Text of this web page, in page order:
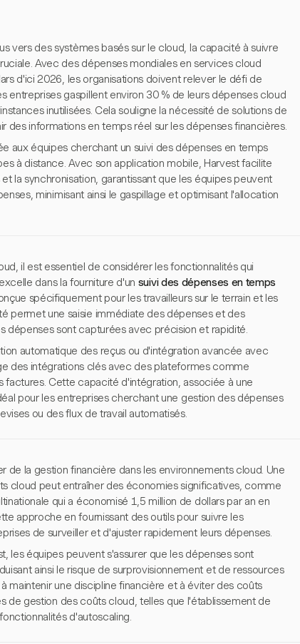
vers des systèmes basés sur le cloud, la capacité à suivre
Avec des dépenses mondiales en services cloud
d'ici 2026, les organisations doivent relever le défi de
entreprises gaspillent environ 30 % de leurs dépenses cloud
inutilisées. Cela souligne la nécessité de solutions de
des informations en temps réel sur les dépenses financières.
aux équipes cherchant un suivi des dépenses en temps
à distance. Avec son application mobile, Harvest facilite
la synchronisation, garantissant que les équipes peuvent
minimisant ainsi le gaspillage et optimisant l'allocation
il est essentiel de considérer les fonctionnalités qui
dans la fourniture d'un suivi des dépenses en temps
spécifiquement pour les travailleurs sur le terrain et les
permet une saisie immédiate des dépenses et des
dépenses sont capturées avec précision et rapidité.
automatique des reçus ou d'intégration avancée avec
des intégrations clés avec des plateformes comme
Cette capacité d'intégration, associée à une
pour les entreprises cherchant une gestion des dépenses
ou des flux de travail automatisés.
de la gestion financière dans les environnements cloud. Une
cloud peut entraîner des économies significatives, comme
qui a économisé 1,5 million de dollars par an en
approche en fournissant des outils pour suivre les
de surveiller et d'ajuster rapidement leurs dépenses.
les équipes peuvent s'assurer que les dépenses sont
ainsi le risque de surprovisionnement et de ressources
maintenir une discipline financière et à éviter des coûts
de gestion des coûts cloud, telles que l'établissement de
d'autoscaling.